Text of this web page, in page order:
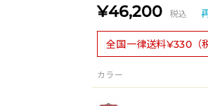
¥46,200 税込
全国一律送料¥330（
カラー